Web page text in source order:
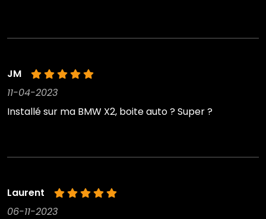
JM
11-04-2023
Installé sur ma BMW X2, boite auto ? Super ?
Laurent
06-11-2023